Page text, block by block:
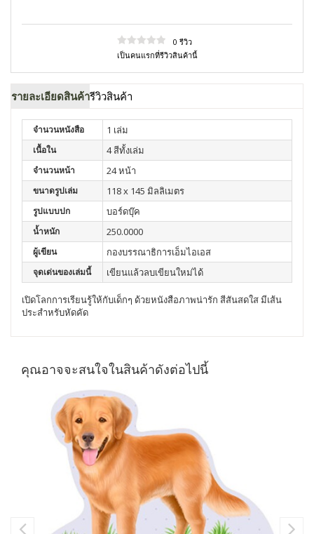
0 รีวิว
เป็นคนแรกที่รีวิวสินค้านี้
รายละเอียดสินค้ารีวิวสินค้า
จำนวนหนังสือ 1 เล่ม
เนื้อใน 4 สีทั้งเล่ม
จำนวนหน้า 24 หน้า
ขนาดรูปเล่ม 118 x 145 มิลลิเมตร
รูปแบบปก บอร์ดบุ๊ค
น้ำหนัก 250.0000
ผู้เขียน กองบรรณาธิการเอ็มไอเอส
จุดเด่นของเล่มนี้ เขียนแล้วลบเขียนใหม่ได้
เปิดโลกการเรียนรู้ให้กับเด็กๆ ด้วยหนังสือภาพน่ารัก สีสันสดใส มีเส้น
ประสำหรับหัดคัด
คุณอาจจะสนใจในสินค้าดังต่อไปนี้